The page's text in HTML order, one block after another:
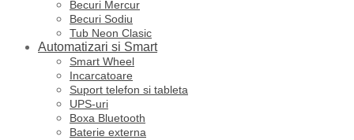
Becuri Mercur
Becuri Sodiu
Tub Neon Clasic
Automatizari si Smart
Smart Wheel
Incarcatoare
Suport telefon si tableta
UPS-uri
Boxa Bluetooth
Baterie externa